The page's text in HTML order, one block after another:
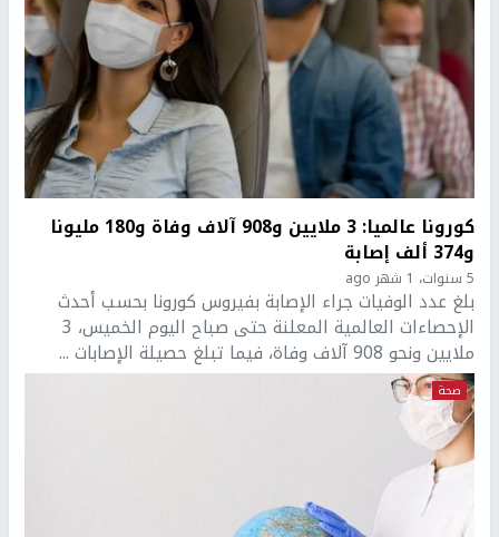
كورونا عالميا: 3 ملايين و908 آلاف وفاة و180 مليونا
و374 ألف إصابة
5 سنوات، 1 شهر ago
بلغ عدد الوفيات جراء الإصابة بفيروس كورونا بحسب أحدث
الإحصاءات العالمية المعلنة حتى صباح اليوم الخميس، 3
ملايين ونحو 908 آلاف وفاة، فيما تبلغ حصيلة الإصابات ...
صحة